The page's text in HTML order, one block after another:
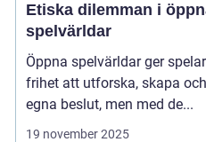
Etiska dilemman i
spelvärldar
Öppna spelvärldar ger
frihet att utforska, skapa
egna beslut, men med de...
19 november 2025